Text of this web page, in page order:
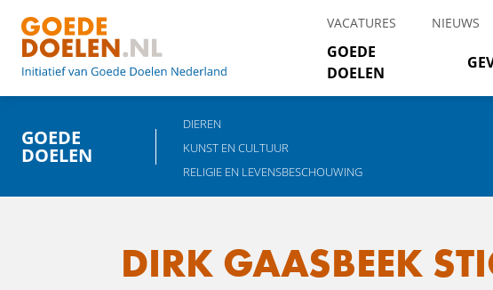
VACATURES NIEUWS
GOEDE
DOELEN
GOEDE
DOELEN
DIEREN
KUNST EN CULTUUR
RELIGIE EN LEVENSBESCHOUWING
DIRK GAASBEEK